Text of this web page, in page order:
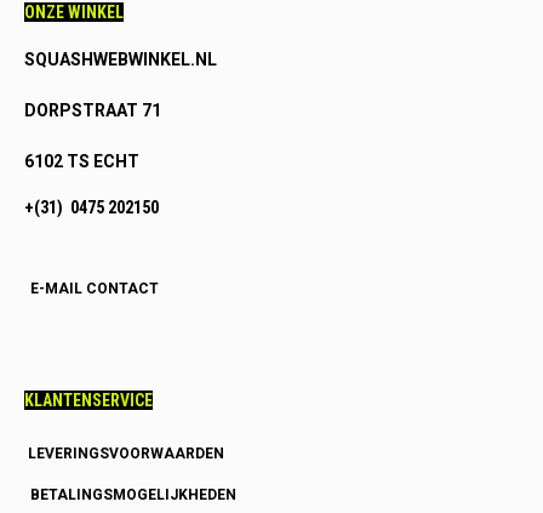
ONZE WINKEL
SQUASHWEBWINKEL.NL
DORPSTRAAT 71
6102 TS ECHT
+(31) 0475 202150
E-MAIL CONTACT
KLANTENSERVICE
LEVERINGSVOORWAARDEN
BETALINGSMOGELIJKHEDEN